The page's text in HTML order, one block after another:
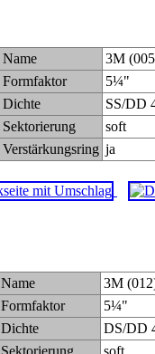
Name
3M
Formfaktor
5¼"
Dichte
SS/DD
Sektorierung
soft
Verstärkungsring ja
Name
3M
Formfaktor
5¼"
Dichte
DS/DD
Sektorierung
soft